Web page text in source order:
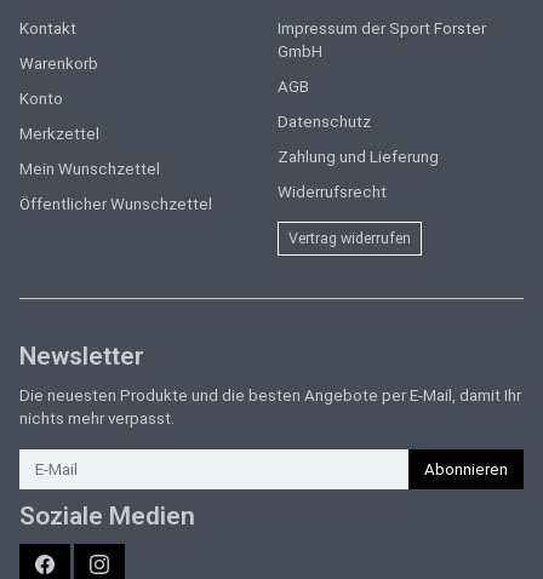
Kontakt
Warenkorb
Konto
Merkzettel
Mein Wunschzettel
Öffentlicher Wunschzettel
Impressum der Sport Forster
GmbH
AGB
Datenschutz
Zahlung und Lieferung
Widerrufsrecht
Vertrag widerrufen
Newsletter
Die neuesten Produkte und die besten Angebote per E-Mail, damit Ihr
nichts mehr verpasst.
Newsletter
Abonnieren
Soziale Medien
FacebookInstagram